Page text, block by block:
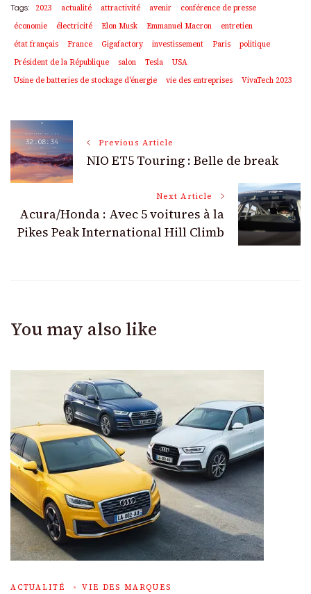
Tags: 2023 actualité attractivité avenir
conférence de presse
économie
électricité Elon Musk Emmanuel Macron
entretien
état français
France Gigafactory investissement Paris
politique
Président de la République
salon Tesla
USA
Usine de batteries de stockage d'énergie
vie des entreprises VivaTech 2023
Post
Navigation
Previous Article
NIO ET5 Touring : Belle de break
Next Article
Acura/Honda : Avec 5 voitures à la
Pikes Peak International Hill Climb
You may also like
ACTUALITÉ VIE DES MARQUES